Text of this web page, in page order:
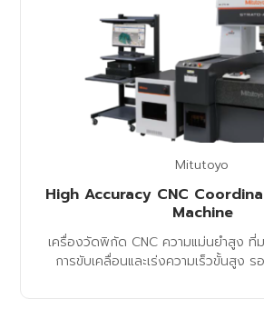
Mitutoyo
High Accuracy CNC
Machine
เครื่องวัดพิกัด CNC ความแม่นยำสูง ที่
การขับเคลื่อนและเร่งความเร็วขั้นสูง